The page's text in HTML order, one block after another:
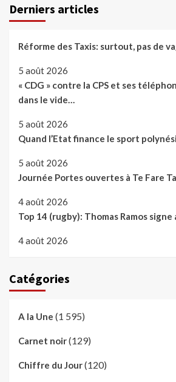
Derniers articles
Réforme des Taxis: surtout, pas de
5 août 2026
« CDG » contre la CPS et ses
dans le vide…
5 août 2026
Quand l’Etat finance le sport
5 août 2026
Journée Portes ouvertes à Te Fare
4 août 2026
Top 14 (rugby): Thomas Ramos signe
4 août 2026
Catégories
A la Une (1 595)
Carnet noir(129)
Chiffre du Jour(120)